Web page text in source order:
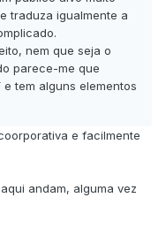
traduza igualmente a
nem que seja o
parece-me que
tem alguns elementos
e facilmente
andam, alguma vez